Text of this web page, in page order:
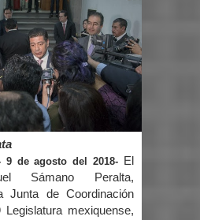
9 de agosto del 2018- El
Sámano Peralta,
Junta de Coordinación
mexiquense,